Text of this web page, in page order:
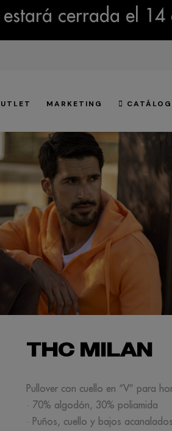
cerrada el 14
MARKETING
THC MILAN
Pullover con cuello en “V” para
· 70% algodón, 30% poliamida
· Puños, cuello y bajos acanalados